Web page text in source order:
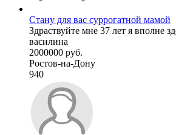
Стану для вас суррогатной мамой
Здраствуйте мне 37 лет я вполне
василина
2000000 руб.
Ростов-на-Дону
940